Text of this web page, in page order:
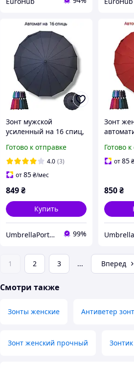
Зонт мужской
усиленный на 16 спиц,
темно синий ,
антишторм, унисекс.
Готово к отправке
4.0 (3)
от85₴/мес
849₴
Купить
UmbrellaPortmone 99%
Зонт
на 16
Готово
от85
850₴
1 2 3 ... Вперед
Смотри также
Зонты женские Антиветер зонт
Зонт женский прочный Зонтик